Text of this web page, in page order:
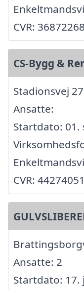
CVR: 36872268
CS-Bygg &
Stadionsvej
Ansatte:
Startdato: 01.
CVR: 44274051
Ansatte: 2
Startdato: 17.